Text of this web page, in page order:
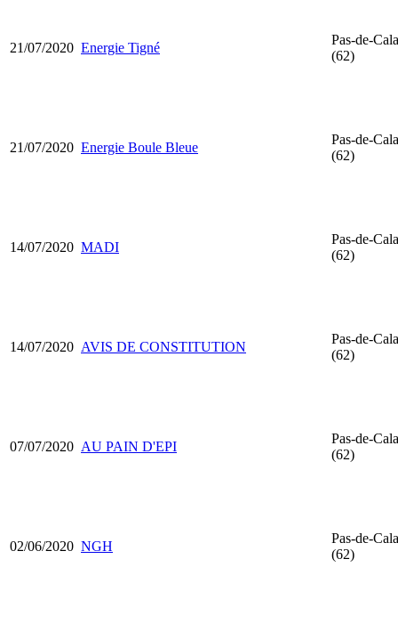
21/07/2020 Energie Tigné
Pas-de-
(62)
21/07/2020 Energie Boule Bleue
Pas-de-
(62)
14/07/2020 MADI
Pas-de-
(62)
14/07/2020 AVIS DE CONSTITUTION
Pas-de-
(62)
07/07/2020 AU PAIN D'EPI
Pas-de-
(62)
02/06/2020 NGH
Pas-de-
(62)